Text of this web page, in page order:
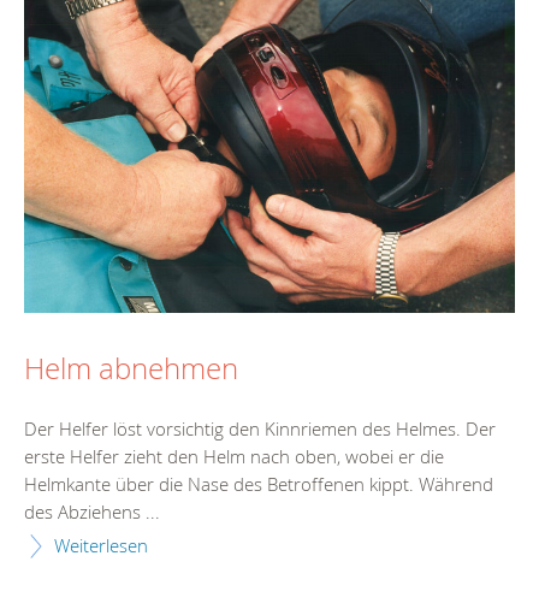
Helm abnehmen
Der Helfer löst vorsichtig den Kinnriemen des Helmes. Der
erste Helfer zieht den Helm nach oben, wobei er die
Helmkante über die Nase des Betroffenen kippt. Während
des Abziehens ...
Weiterlesen